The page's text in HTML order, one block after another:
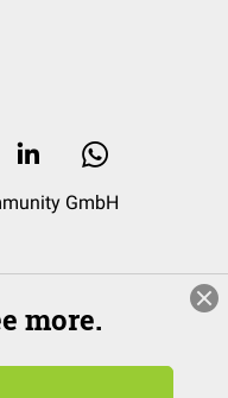
GmbH
more.